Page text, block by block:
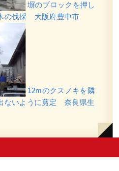
塀のブロックを押し
の伐採 大阪府豊中市
12mのクスノキを隣
ないように剪定 奈良県生